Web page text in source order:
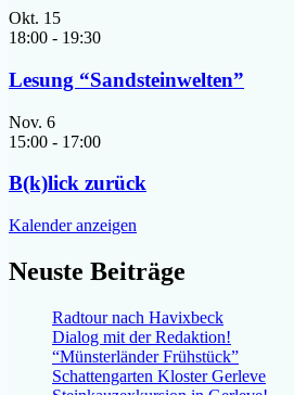
Okt. 15
18:00 - 19:30
Lesung “Sandsteinwelten”
Nov. 6
15:00 - 17:00
B(k)lick zurück
Kalender anzeigen
Neuste Beiträge
Radtour nach Havixbeck
Dialog mit der Redaktion!
“Münsterländer Frühstück”
Schattengarten Kloster Gerleve